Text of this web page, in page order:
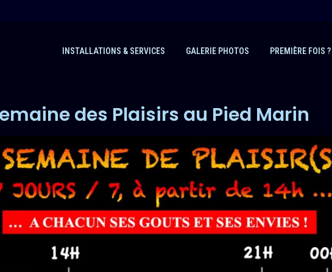
INSTALLATIONS & SERVICES GALERIE PHOTOS PREMIÈRE FOIS ?
des Plaisirs au Pied Marin